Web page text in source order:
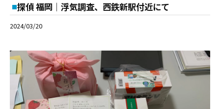
探偵 福岡｜浮気調査、西鉄新駅付近にて
2024/03/20